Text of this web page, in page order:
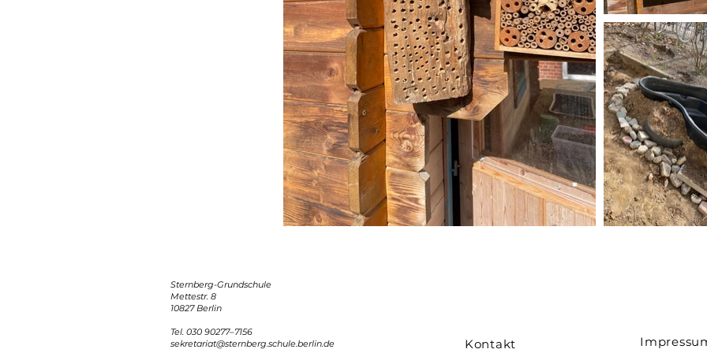
Sternberg-Grundschule
Mettestr. 8
10827 Berlin
Tel. 030 90277–7156
sekretariat@sternberg.schule.berlin.de
Kontakt